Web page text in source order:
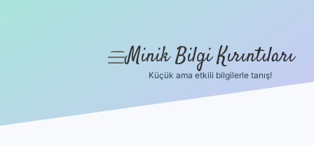
menüyü
Minik Bilgi Kırıntıları
Küçük ama etkili bilgilerle tanış!